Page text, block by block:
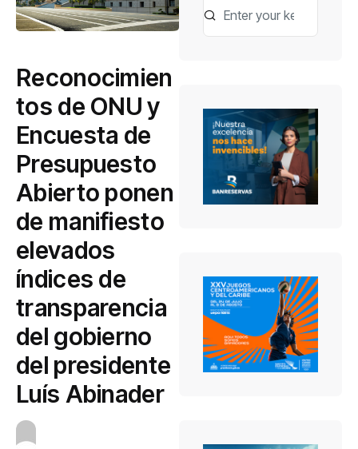
Reconocimien
tos de ONU y
Encuesta de
Presupuesto
Abierto ponen
de manifiesto
elevados
índices de
transparencia
del gobierno
del presidente
Luís Abinader